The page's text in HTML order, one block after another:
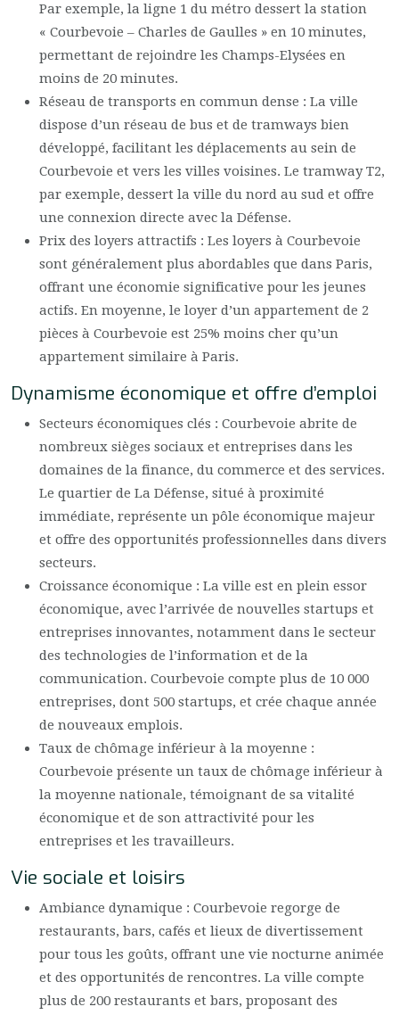
Par exemple, la ligne 1 du métro dessert la station
« Courbevoie – Charles de Gaulles » en 10 minutes,
permettant de rejoindre les Champs-Elysées en
moins de 20 minutes.
Réseau de transports en commun dense : La ville
dispose d’un réseau de bus et de tramways bien
développé, facilitant les déplacements au sein de
Courbevoie et vers les villes voisines. Le tramway T2,
par exemple, dessert la ville du nord au sud et offre
une connexion directe avec la Défense.
Prix des loyers attractifs : Les loyers à Courbevoie
sont généralement plus abordables que dans Paris,
offrant une économie significative pour les jeunes
actifs. En moyenne, le loyer d’un appartement de 2
pièces à Courbevoie est 25% moins cher qu’un
appartement similaire à Paris.
Dynamisme économique et offre d’emploi
Secteurs économiques clés : Courbevoie abrite de
nombreux sièges sociaux et entreprises dans les
domaines de la finance, du commerce et des services.
Le quartier de La Défense, situé à proximité
immédiate, représente un pôle économique majeur
et offre des opportunités professionnelles dans divers
secteurs.
Croissance économique : La ville est en plein essor
économique, avec l’arrivée de nouvelles startups et
entreprises innovantes, notamment dans le secteur
des technologies de l’information et de la
communication. Courbevoie compte plus de 10 000
entreprises, dont 500 startups, et crée chaque année
de nouveaux emplois.
Taux de chômage inférieur à la moyenne :
Courbevoie présente un taux de chômage inférieur à
la moyenne nationale, témoignant de sa vitalité
économique et de son attractivité pour les
entreprises et les travailleurs.
Vie sociale et loisirs
Ambiance dynamique : Courbevoie regorge de
restaurants, bars, cafés et lieux de divertissement
pour tous les goûts, offrant une vie nocturne animée
et des opportunités de rencontres. La ville compte
plus de 200 restaurants et bars, proposant des